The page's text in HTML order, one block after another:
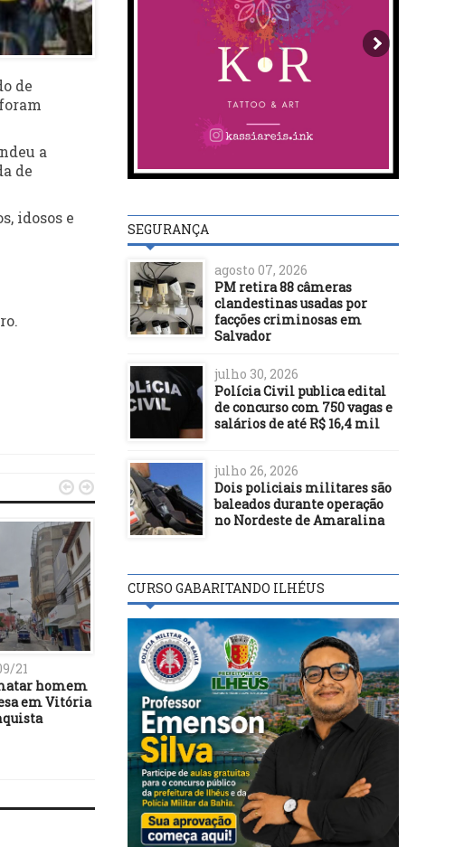
de
a
de
idosos e
21
homem
em Vitória
SEGURANÇA
16/11/22
Estudante diz ter sido
agredido com socos por oito
seguranças de universidade
no interior da Bahia
SEGURANÇA
18/08/25
Grupo volta a protestar
mortes de três
Ilhéus
 
SEGURANÇA
agosto 07, 2026
PM retira 88 câmeras
clandestinas usadas por
facções criminosas em
Salvador
julho 30, 2026
Polícia Civil publica edital
de concurso com 750 vagas e
salários de até R$ 16,4 mil
julho 26, 2026
Dois policiais militares são
baleados durante operação
no Nordeste de Amaralina
CURSO GABARITANDO ILHÉUS